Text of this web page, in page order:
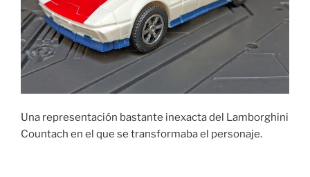
Una representación bastante inexacta del Lamborghini
Countach en el que se transformaba el personaje.